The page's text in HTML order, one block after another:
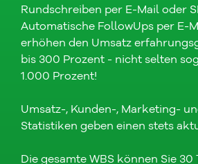
Rundschreiben per E-Mail oder
Automatische FollowUps per E-
erhöhen den Umsatz
bis 300 Prozent - nicht selten
1.000 Prozent!
Umsatz-, Kunden-, Marketing-
Statistiken geben einen stets
Die gesamte WBS können Sie